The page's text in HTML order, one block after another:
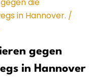
gegen
in Hannover